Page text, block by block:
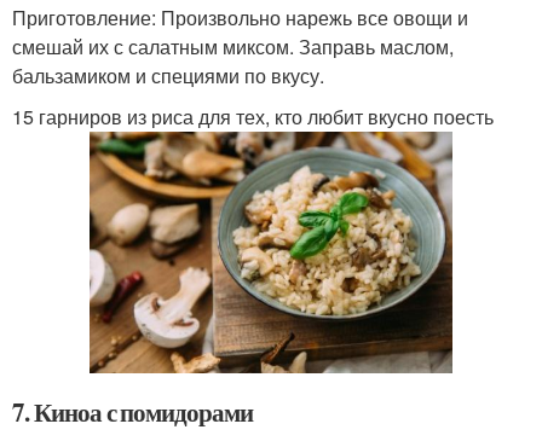
Приготовление: Произвольно нарежь все овощи и
смешай их с салатным миксом. Заправь маслом,
бальзамиком и специями по вкусу.
15 гарниров из риса для тех, кто любит вкусно поесть
7. Киноа с помидорами